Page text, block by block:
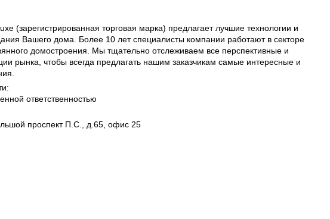
(зарегистрированная торговая марка) предлагает лучшие технологии и
Вашего дома. Более 10 лет специалисты компании работают в секторе
домостроения. Мы тщательно отслеживаем все перспективные и
рынка, чтобы всегда предлагать нашим заказчикам самые интересные и
ответственностью
проспект П.С., д.65, офис 25